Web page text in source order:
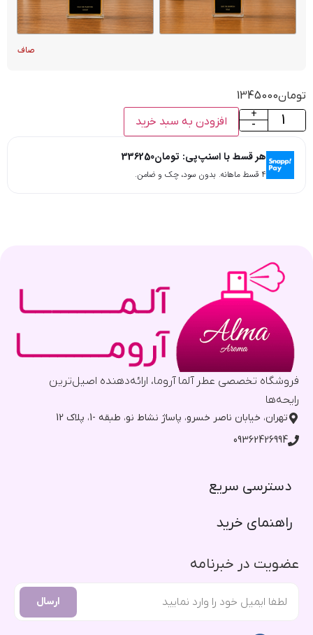
صاف
تومان1345000
-
+
افزودن به سبد خرید
هر قسط با اسنپ‌پی: تومان336250
۴ قسط ماهانه. بدون سود، چک و ضامن.
فروشگاه تخصصی عطر آلما آروما، ارائه‌دهنده اصیل‌ترین
رایحه‌ها
تهران، خیابان ناصر خسرو، پاساژ نشاط نو، طبقه -1، پلاک 12
09362426994
دسترسی سریع​
راهنمای خرید​
عضویت در خبرنامه
ارسال